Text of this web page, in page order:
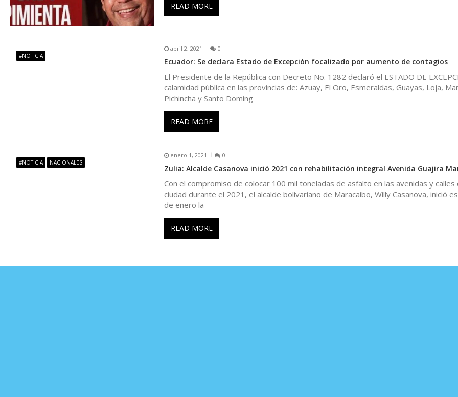
n
e
r
s
READ MORE
#NOTICIA
abril 2, 2021 0
Ecuador: Se declara Estado de Excepción focalizado por aumento de contagios
El Presidente de la República con Decreto No. 1282 declaró el ESTADO DE
calamidad pública en las provincias de: Azuay, El Oro, Esmeraldas, Guayas, Loja,
Pichincha y Santo Doming
READ MORE
#NOTICIA NACIONALES
enero 1, 2021 0
Zulia: Alcalde Casanova inició 2021 con rehabilitación integral Avenida Guajira
Con el compromiso de colocar 100 mil toneladas de asfalto en las avenidas y calles
ciudad durante el 2021, el alcalde bolivariano de Maracaibo, Willy Casanova, inició
de enero la
READ MORE